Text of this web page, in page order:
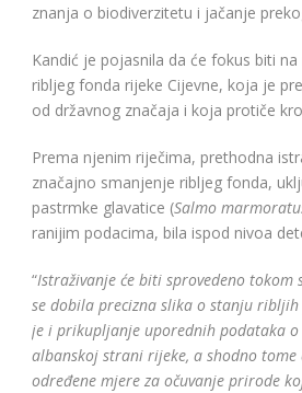
znanja o biodiverzitetu i jačanje
Kandić je pojasnila da će fokus biti
ribljeg fonda rijeke Cijevne, koja je
od državnog značaja i koja protiče
Prema njenim riječima, prethodna
značajno smanjenje ribljeg fonda,
pastrmke glavatice (Salmo
ranijim podacima, bila ispod nivoa
“Istraživanje će biti sprovedeno tokom
se dobila precizna slika o stanju
je i prikupljanje uporednih podataka
albanskoj strani rijeke, a shodno
određene mjere za očuvanje prirode